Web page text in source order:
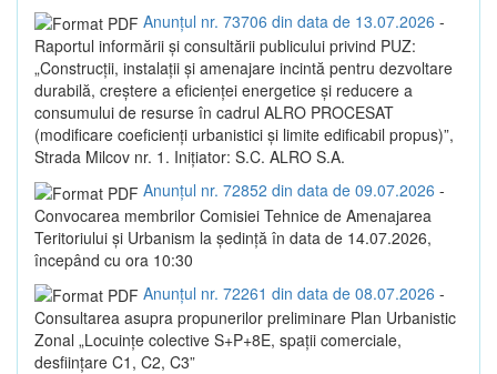
Anunțul nr. 73706 din data de 13.07.2026 -
Raportul informării și consultării publicului privind PUZ:
„Construcții, instalații și amenajare incintă pentru dezvoltare
durabilă, creștere a eficienței energetice și reducere a
consumului de resurse în cadrul ALRO PROCESAT
(modificare coeficienți urbanistici și limite edificabil propus)”,
Strada Milcov nr. 1. Inițiator: S.C. ALRO S.A.
Anunțul nr. 72852 din data de 09.07.2026 -
Convocarea membrilor Comisiei Tehnice de Amenajarea
Teritoriului și Urbanism la ședință în data de 14.07.2026,
începând cu ora 10:30
Anunțul nr. 72261 din data de 08.07.2026 -
Consultarea asupra propunerilor preliminare Plan Urbanistic
Zonal „Locuințe colective S+P+8E, spații comerciale,
desființare C1, C2, C3”